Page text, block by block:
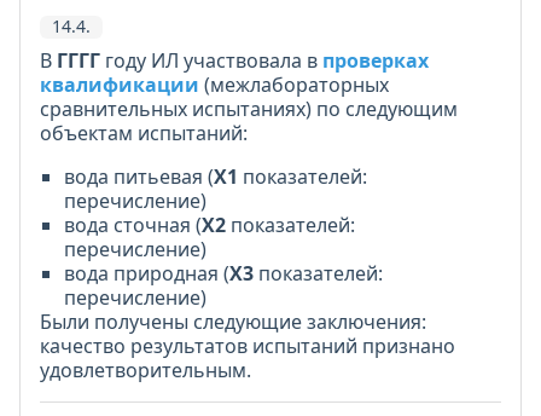
14.4.
В ГГГГ году ИЛ участвовала в проверках
квалификации (межлабораторных
сравнительных испытаниях) по следующим
объектам испытаний:
вода питьевая (X1 показателей:
перечисление)
вода сточная (X2 показателей:
перечисление)
вода природная (X3 показателей:
перечисление)
Были получены следующие заключения:
качество результатов испытаний признано
удовлетворительным.